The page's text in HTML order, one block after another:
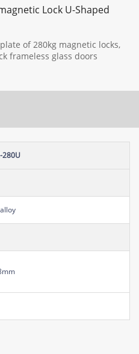
Lock U-Shaped
of 280kg magnetic locks,
frameless glass doors
280U